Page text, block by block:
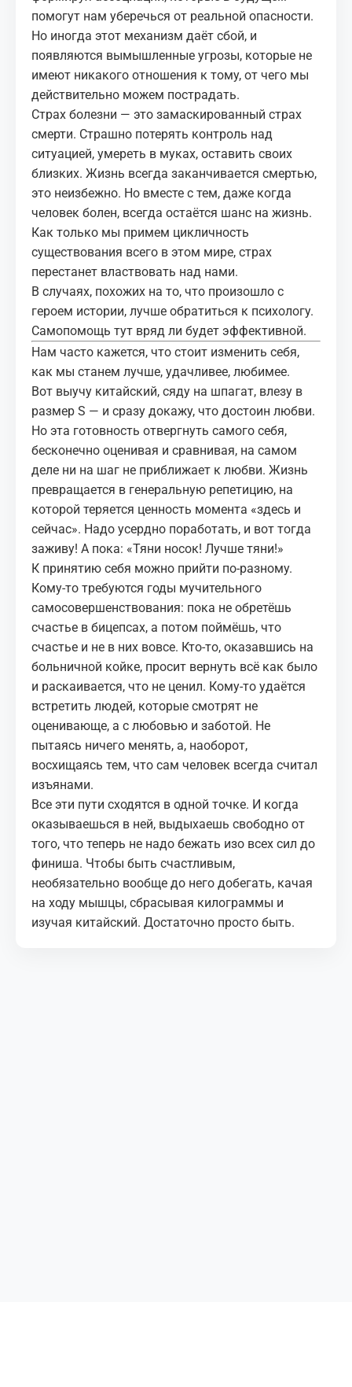
помогут нам уберечься от реальной опасности.
Но иногда этот механизм даёт сбой, и
появляются вымышленные угрозы, которые не
имеют никакого отношения к тому, от чего мы
действительно можем пострадать.
Страх болезни — это замаскированный страх
смерти. Страшно потерять контроль над
ситуацией, умереть в муках, оставить своих
близких. Жизнь всегда заканчивается смертью,
это неизбежно. Но вместе с тем, даже когда
человек болен, всегда остаётся шанс на жизнь.
Как только мы примем цикличность
существования всего в этом мире, страх
перестанет властвовать над нами.
В случаях, похожих на то, что произошло с
героем истории, лучше обратиться к психологу.
Самопомощь тут вряд ли будет эффективной.
Нам часто кажется, что стоит изменить себя,
как мы станем лучше, удачливее, любимее.
Вот выучу китайский, сяду на шпагат, влезу в
размер S — и сразу докажу, что достоин любви.
Но эта готовность отвергнуть самого себя,
бесконечно оценивая и сравнивая, на самом
деле ни на шаг не приближает к любви. Жизнь
превращается в генеральную репетицию, на
которой теряется ценность момента «здесь и
сейчас». Надо усердно поработать, и вот тогда
заживу! А пока: «Тяни носок! Лучше тяни!»
К принятию себя можно прийти по‑разному.
Кому‑то требуются годы мучительного
самосовершенствования: пока не обретёшь
счастье в бицепсах, а потом поймёшь, что
счастье и не в них вовсе. Кто‑то, оказавшись на
больничной койке, просит вернуть всё как было
и раскаивается, что не ценил. Кому‑то удаётся
встретить людей, которые смотрят не
оценивающе, а с любовью и заботой. Не
пытаясь ничего менять, а, наоборот,
восхищаясь тем, что сам человек всегда считал
изъянами.
Все эти пути сходятся в одной точке. И когда
оказываешься в ней, выдыхаешь свободно от
того, что теперь не надо бежать изо всех сил до
финиша. Чтобы быть счастливым,
необязательно вообще до него добегать, качая
на ходу мышцы, сбрасывая килограммы и
изучая китайский. Достаточно просто быть.